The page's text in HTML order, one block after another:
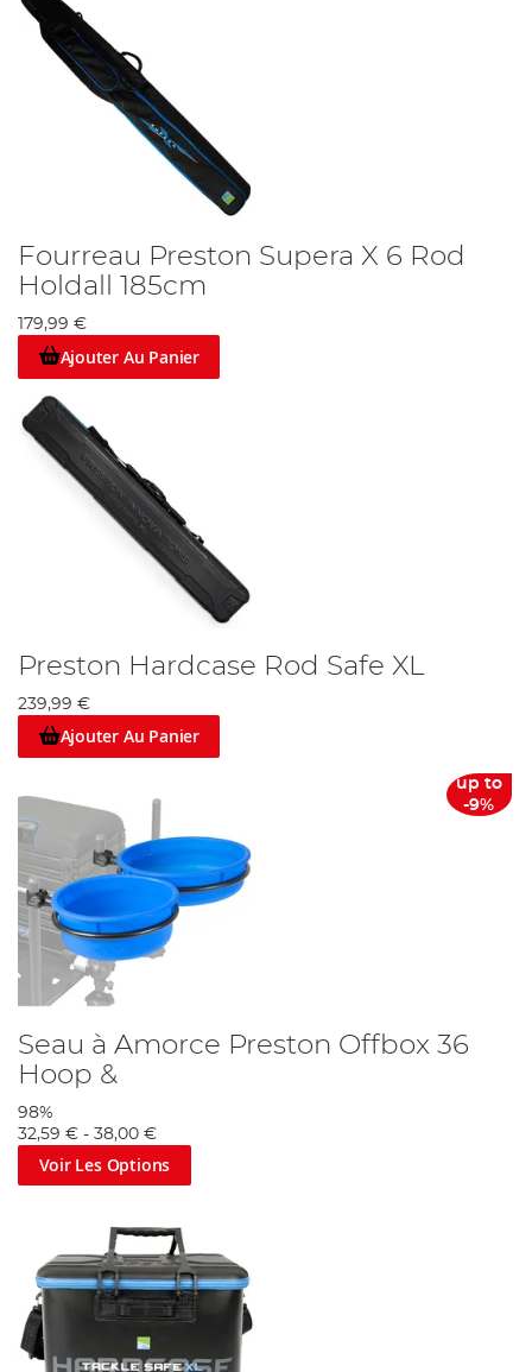
Fourreau Preston Supera X 6 Rod
Holdall 185cm
179,99 €
Ajouter Au Panier
Preston Hardcase Rod Safe XL
239,99 €
Ajouter Au Panier
up to
-9%
Seau à Amorce Preston Offbox 36
Hoop &
98%
32,59 € - 38,00 €
Voir Les Options